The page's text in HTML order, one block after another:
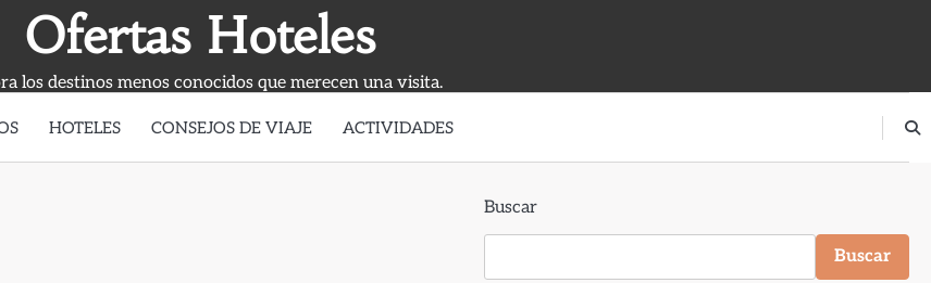
Ofertas Hoteles
los destinos menos conocidos que merecen una visita.
HOTELES CONSEJOS DE VIAJE ACTIVIDADES
Buscar
Buscar